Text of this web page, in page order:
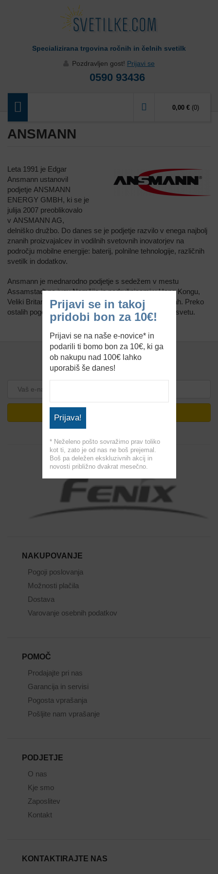
Specializirana trgovina ročnih in čelnih svetilk
Pozdravljen gost! Prijavi se
0590 93436
0,00 €(0)
ANSMANN
Leta 1991 je Edgar
Ansmann ustanovil
podjetje ANSMANN
ENERGY GMBH, ki se je
julija 2007 preoblikovalo
v ANSMANN AG,
delniško družbo. Do danes se je podjetje razvilo v enega najbolj
znanih proizvajalcev in vodilnih svetovnih inovatorjev na
področju mobilne energije: baterij, polnilne tehnologije, različnih
svetilk in dodatkov.
Ansmann je mednarodno podjetje s sedežem v mestu
Assamstadt na jugu Nemčije in podružnicami v Hong Kongu,
Veliki Britaniji, Macau, Italiji, Franciji in Baltskih državah. Preko
ostalih pogodbenih partnerjev pa so prisotni po vsem svetu.
PRIJAVA NA ENOVICE
NAKUPOVANJE
Pogoji poslovanja
Možnosti plačila
Dostava
Varovanje osebnih podatkov
POMOČ
Prodajajte pri nas
Garancija in servisi
Pogosta vprašanja
Pošljite nam vprašanje
PODJETJE
O nas
Kje smo
Zaposlitev
Kontakt
KONTAKTIRAJTE NAS
Prijavi se in takoj
pridobi bon za 10€!
Prijavi se na naše e-novice* in
podarili ti bomo bon za 10€, ki ga
ob nakupu nad 100€ lahko
uporabiš še danes!
Prijava!
* Neželeno pošto sovražimo prav toliko
kot ti, zato je od nas ne boš prejemal.
Boš pa deležen ekskluzivnih akcij in
novosti približno dvakrat mesečno.